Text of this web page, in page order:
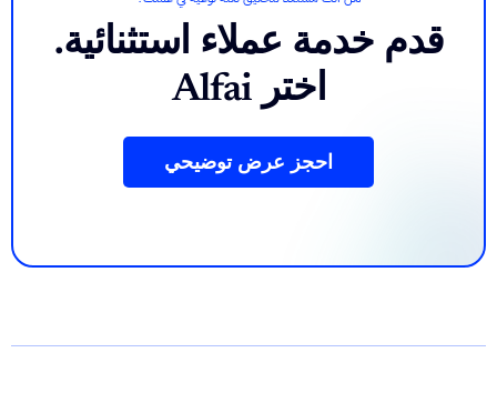
قدم خدمة عملاء استثنائية.
اخترAlfai
احجز عرض توضيحي